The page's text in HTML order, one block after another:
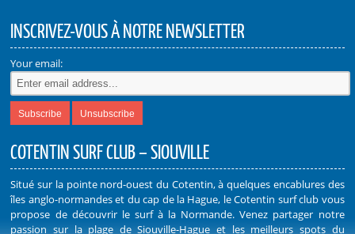
INSCRIVEZ-VOUS À NOTRE NEWSLETTER
Your email:
COTENTIN SURF CLUB – SIOUVILLE
Situé sur la pointe nord-ouest du Cotentin, à quelques encablures des
îles anglo-normandes et du cap de la Hague, le Cotentin surf club vous
propose de découvrir le surf à la Normande. Venez partager notre
passion sur la plage de Siouville-Hague et les meilleurs spots du